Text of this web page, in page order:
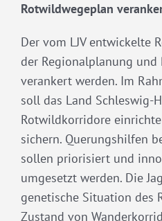
Rotwildwegeplan
Der vom LJV entwickelte
der Regionalplanung und
verankert werden. Im
soll das Land Schleswig-
Rotwildkorridore
sichern. Querungshilfen
sollen priorisiert und
umgesetzt werden. Die
genetische Situation des
Zustand von